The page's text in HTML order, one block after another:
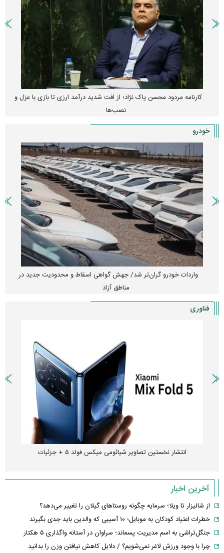
کارنامه مردود محسن پاک‌ نژاد؛ از افت شدید درآمد ارزی تا بازی با عزل و
نصب‌ها
خودرو
واردات خودرو گران‌تر شد/ جهش گواهی اسقاط و محدودیت جدید در
مناطق آزاد
فناوری
انتشار نخستین تصاویر شیائومی میکس فولد ۵ + جزئیات
آخرین اخبار
از شالیزار تا ویلا؛ سرمایه چگونه روستاهای گیلان را تغییر می‌دهد؟
خطرات اعتیاد کودکان به موبایل؛ ۱۰ آسیبی که والدین باید جدی بگیرند
جنگل‌تراشی به اسم مدیریت پسماند؛ سراوان در آستانه واگذاری ۵ هکتار
چرا با وجود ورزش لاغر نمی‌شویم؟ / دلایل کاهش نیافتن وزن را بدانید